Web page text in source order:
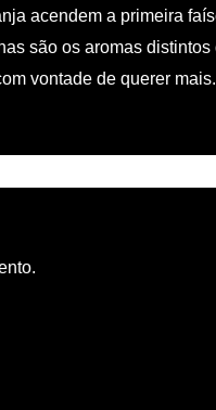
acendem a primeira
são os aromas
vontade de querer mais.